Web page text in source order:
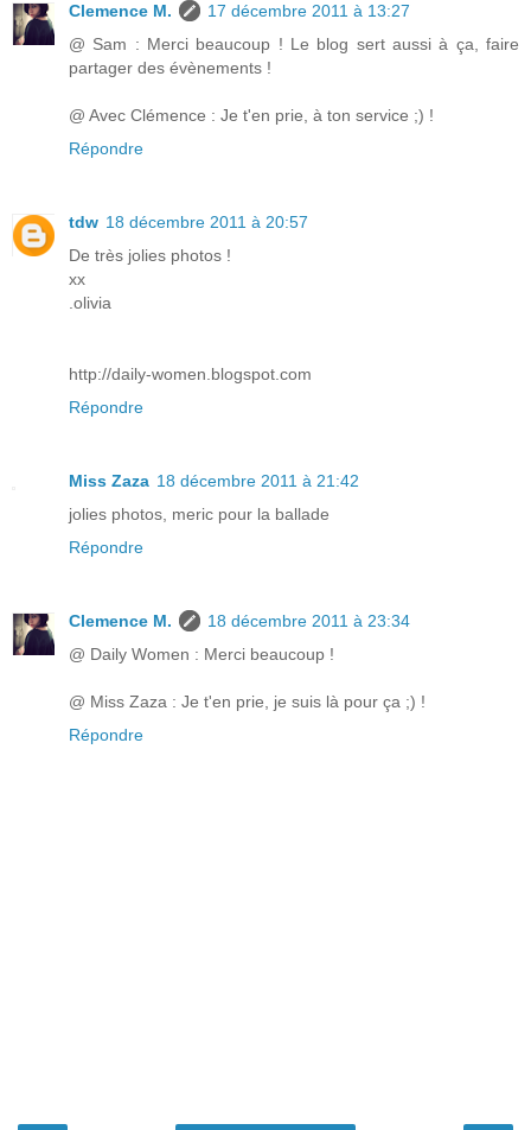
Clemence M.
17 décembre 2011 à 13:27
@ Sam : Merci beaucoup ! Le blog sert aussi à ça, faire
partager des évènements !
@ Avec Clémence : Je t'en prie, à ton service ;) !
Répondre
tdw 18 décembre 2011 à 20:57
De très jolies photos !
xx
.olivia
http://daily-women.blogspot.com
Répondre
Miss Zaza 18 décembre 2011 à 21:42
jolies photos, meric pour la ballade
Répondre
Clemence M.
18 décembre 2011 à 23:34
@ Daily Women : Merci beaucoup !
@ Miss Zaza : Je t'en prie, je suis là pour ça ;) !
Répondre